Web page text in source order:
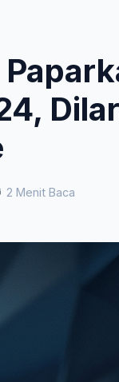
2 Menit Baca